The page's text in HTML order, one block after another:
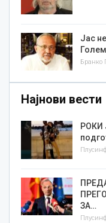
Јас
Бранко
Најнови вести
РОКИ
ЗА…